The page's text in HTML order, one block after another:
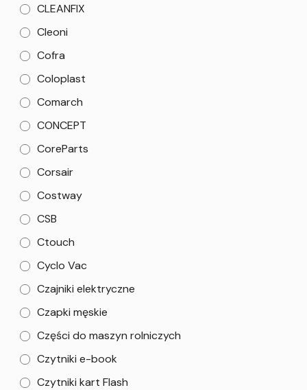
CLEANFIX
Cleoni
Cofra
Coloplast
Comarch
CONCEPT
CoreParts
Corsair
Costway
CSB
Ctouch
Cyclo Vac
Czajniki elektryczne
Czapki męskie
Części do maszyn rolniczych
Czytniki e-book
Czytniki kart Flash